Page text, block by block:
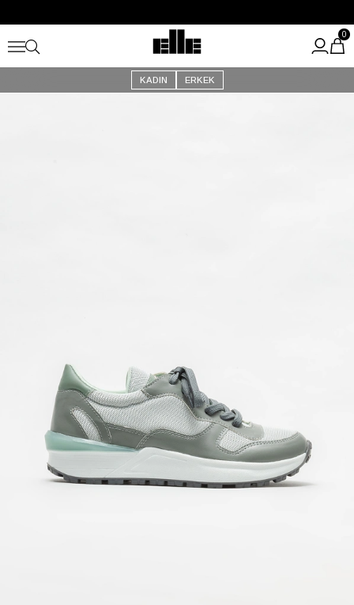
Kargo Ücretsiz!
KADIN ERKEK
0